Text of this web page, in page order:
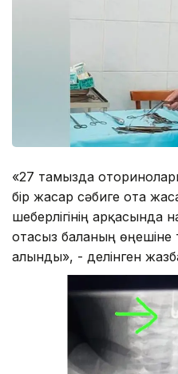
«27 тамызда
бір жасар сәбиге ота
шеберлігінің арқасында
отасыз баланың өңешіне
алынды», - делінген